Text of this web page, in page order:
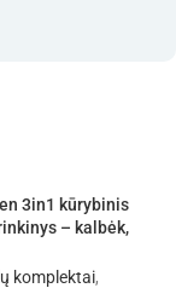
3in1 kūrybinis
– kalbėk,
komplektai,